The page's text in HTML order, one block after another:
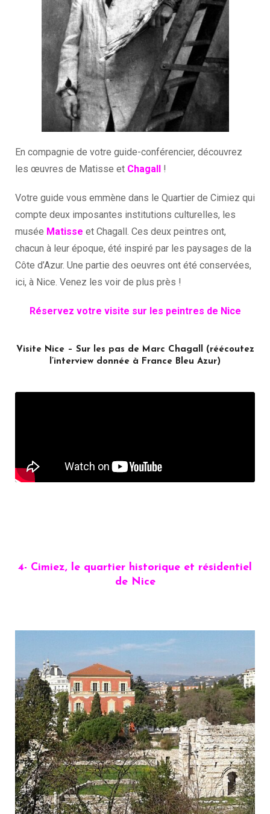
En compagnie de votre guide-conférencier, découvrez
les œuvres de Matisse et Chagall !
Votre guide vous emmène dans le Quartier de Cimiez qui
compte deux imposantes institutions culturelles, les
musée Matisse et Chagall. Ces deux peintres ont,
chacun à leur époque, été inspiré par les paysages de la
Côte d’Azur. Une partie des oeuvres ont été conservées,
ici, à Nice. Venez les voir de plus près !
Réservez votre visite sur les peintres de Nice
Visite Nice – Sur les pas de Marc Chagall (réécoutez
l’interview donnée à France Bleu Azur)
4- Cimiez, le quartier historique et résidentiel
de Nice